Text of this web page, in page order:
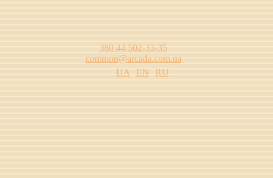
380 44 502-33-35
common@arcada.com.ua
UA
EN
RU